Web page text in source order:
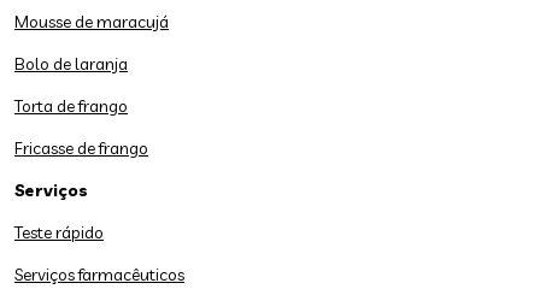
Mousse de maracujá
Bolo de laranja
Torta de frango
Fricasse de frango
Serviços
Teste rápido
Serviços farmacêuticos